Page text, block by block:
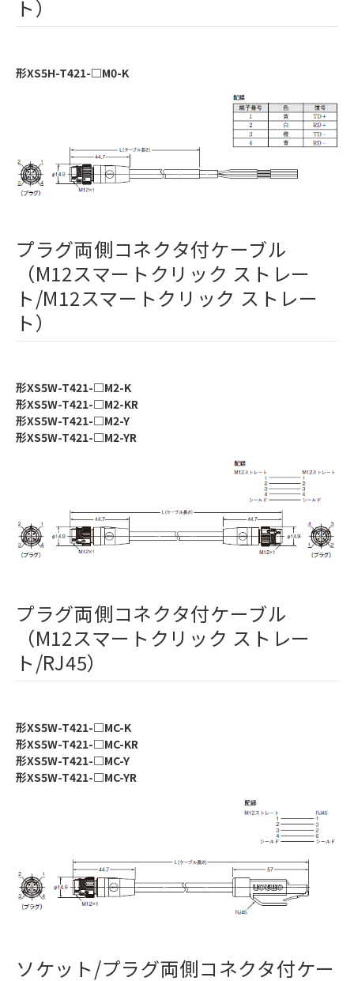
ト）
形XS5H-T421-□M0-K
プラグ両側コネクタ付ケーブル
（M12スマートクリック ストレー
ト/M12スマートクリック ストレー
ト）
形XS5W-T421-□M2-K
形XS5W-T421-□M2-KR
形XS5W-T421-□M2-Y
形XS5W-T421-□M2-YR
プラグ両側コネクタ付ケーブル
（M12スマートクリック ストレー
ト/RJ45）
形XS5W-T421-□MC-K
形XS5W-T421-□MC-KR
形XS5W-T421-□MC-Y
形XS5W-T421-□MC-YR
ソケット/プラグ両側コネクタ付ケー